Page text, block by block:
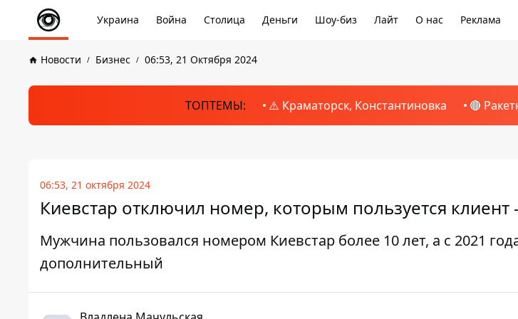
Украина Война Столица Деньги Шоу-биз Лайт О нас Реклама
Новости Бизнес 06:53, 21 Октября 2024
ТОПТЕМЫ: ⚠️ Краматорск, Константиновка 🔴
06:53, 21 октября 2024
Киевстар отключил номер, которым пользуется
Мужчина пользовался номером Киевстар более 10 лет, а с 2021
дополнительный